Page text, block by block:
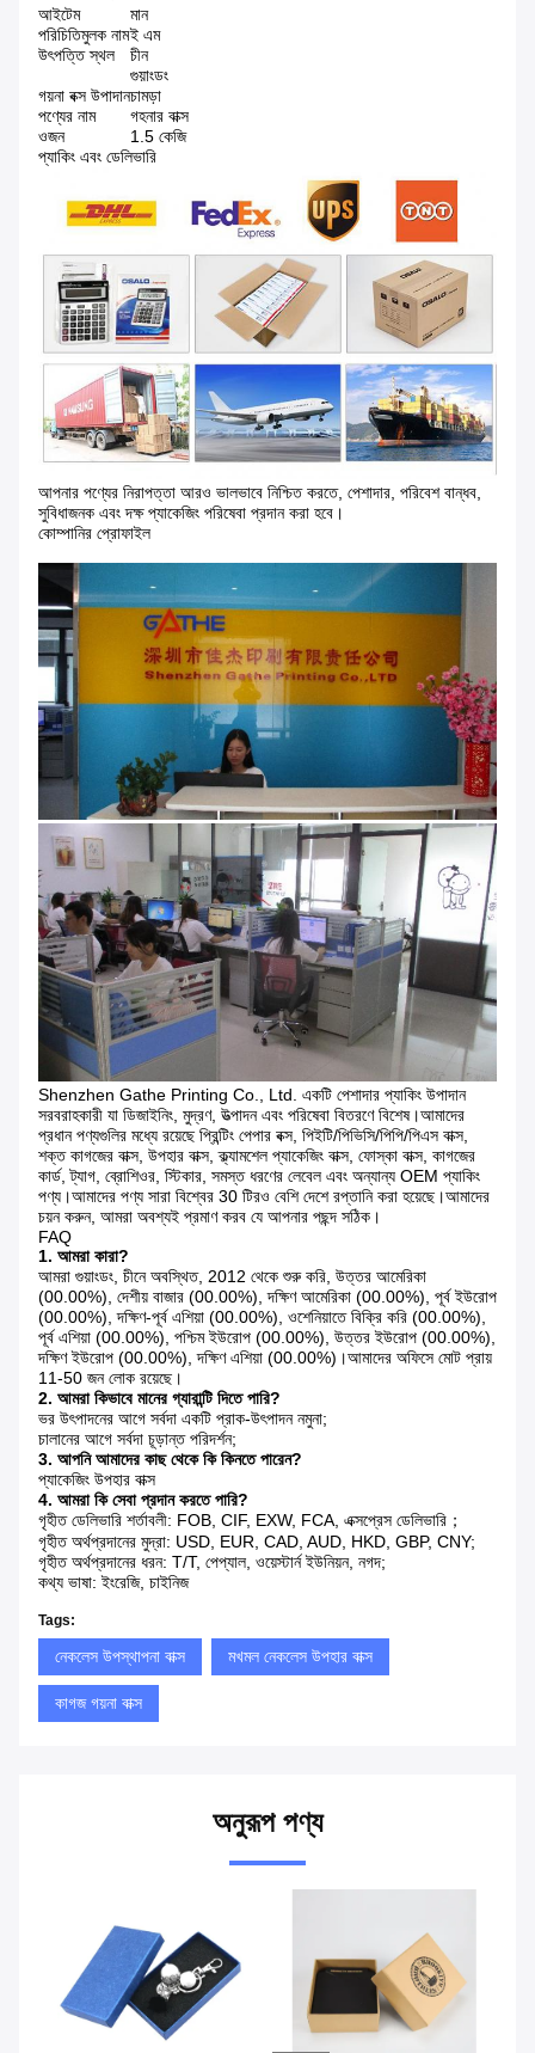
আইটেম
মান
পরিচিতিমুলক নামই এম
উৎপত্তি স্থল
চীন
গুয়াংডং
গয়না বক্স উপাদানচামড়া
পণ্যের নাম
গহনার বাক্স
ওজন
1.5 কেজি
প্যাকিং এবং ডেলিভারি
আপনার পণ্যের নিরাপত্তা আরও ভালভাবে নিশ্চিত করতে, পেশাদার, পরিবেশ বান্ধব,
সুবিধাজনক এবং দক্ষ প্যাকেজিং পরিষেবা প্রদান করা হবে।
কোম্পানির প্রোফাইল
Shenzhen Gathe Printing Co., Ltd. একটি পেশাদার প্যাকিং উপাদান
সরবরাহকারী যা ডিজাইনিং, মুদ্রণ, উত্পাদন এবং পরিষেবা বিতরণে বিশেষ।আমাদের
প্রধান পণ্যগুলির মধ্যে রয়েছে প্রিন্টিং পেপার বক্স, পিইটি/পিভিসি/পিপি/পিএস বাক্স,
শক্ত কাগজের বাক্স, উপহার বাক্স, ক্ল্যামশেল প্যাকেজিং বাক্স, ফোস্কা বাক্স, কাগজের
কার্ড, ট্যাগ, ব্রোশিওর, স্টিকার, সমস্ত ধরণের লেবেল এবং অন্যান্য OEM প্যাকিং
পণ্য।আমাদের পণ্য সারা বিশ্বের 30 টিরও বেশি দেশে রপ্তানি করা হয়েছে।আমাদের
চয়ন করুন, আমরা অবশ্যই প্রমাণ করব যে আপনার পছন্দ সঠিক।
FAQ
1. আমরা কারা?
আমরা গুয়াংডং, চীনে অবস্থিত, 2012 থেকে শুরু করি, উত্তর আমেরিকা
(00.00%), দেশীয় বাজার (00.00%), দক্ষিণ আমেরিকা (00.00%), পূর্ব ইউরোপ
(00.00%), দক্ষিণ-পূর্ব এশিয়া (00.00%), ওশেনিয়াতে বিক্রি করি (00.00%),
পূর্ব এশিয়া (00.00%), পশ্চিম ইউরোপ (00.00%), উত্তর ইউরোপ (00.00%),
দক্ষিণ ইউরোপ (00.00%), দক্ষিণ এশিয়া (00.00%)।আমাদের অফিসে মোট প্রায়
11-50 জন লোক রয়েছে।
2. আমরা কিভাবে মানের গ্যারান্টি দিতে পারি?
ভর উৎপাদনের আগে সর্বদা একটি প্রাক-উৎপাদন নমুনা;
চালানের আগে সর্বদা চূড়ান্ত পরিদর্শন;
3. আপনি আমাদের কাছ থেকে কি কিনতে পারেন?
প্যাকেজিং উপহার বাক্স
4. আমরা কি সেবা প্রদান করতে পারি?
গৃহীত ডেলিভারি শর্তাবলী: FOB, CIF, EXW, FCA, এক্সপ্রেস ডেলিভারি；
গৃহীত অর্থপ্রদানের মুদ্রা: USD, EUR, CAD, AUD, HKD, GBP, CNY;
গৃহীত অর্থপ্রদানের ধরন: T/T, পেপ্যাল, ওয়েস্টার্ন ইউনিয়ন, নগদ;
কথ্য ভাষা: ইংরেজি, চাইনিজ
Tags:
নেকলেস উপস্থাপনা বাক্স মখমল নেকলেস উপহার বাক্স
কাগজ গয়না বাক্স
অনুরূপ পণ্য